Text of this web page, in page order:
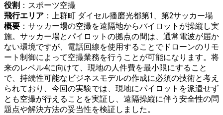
役割 ：スポーツ空撮
飛行エリア ：上群町 ダイセル播磨光都第1、第2サッカー場
概要 ：サッカー場の空撮を遠隔地からパイロットが操縦し実
施。サッカー場とパイロットの拠点の間は、通常電波が届か
ない環境ですが、電話回線を使用することでドローンのリモ
ート制御によって空撮業務を行うことが可能になります。将
来のレベル4に向けて、現地の人件費を最小限にすること
で、持続性可能なビジネスモデルの作成に必須の技術と考え
られており、今回の実験では、現地にパイロットを派遣せず
とも空撮が行えることを実証し、遠隔操縦に伴う安全性の問
題点や解決方法の妥当性を検証しました。